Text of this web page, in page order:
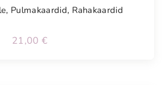
, Pulmakaardid, Rahakaardid
21,00 €